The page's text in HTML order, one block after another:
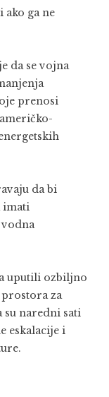
ako ga ne
da se vojna
prenosi
da bi
imati
uputili ozbiljno
za
su naredni sati
eskalacije i